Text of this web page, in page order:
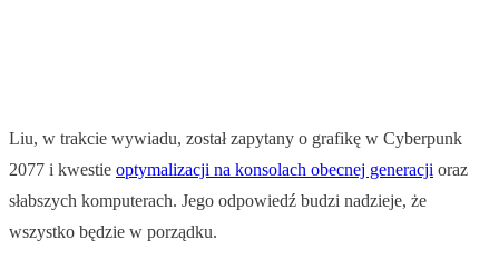
Liu, w trakcie wywiadu, został zapytany o grafikę w Cyberpunk
2077 i kwestie optymalizacji na konsolach obecnej generacji oraz
słabszych komputerach. Jego odpowiedź budzi nadzieje, że
wszystko będzie w porządku.